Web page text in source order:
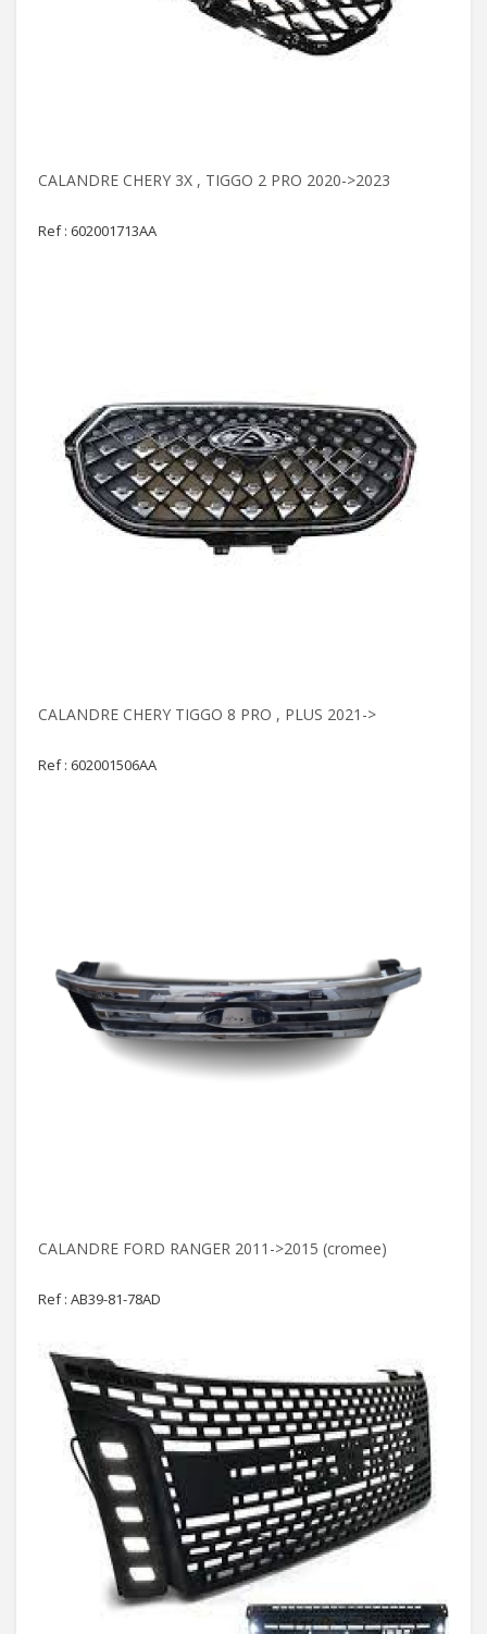
CALANDRE CHERY 3X , TIGGO 2 PRO 2020->2023
Ref : 602001713AA
CALANDRE CHERY TIGGO 8 PRO , PLUS 2021->
Ref : 602001506AA
CALANDRE FORD RANGER 2011->2015 (cromee)
Ref : AB39-81-78AD